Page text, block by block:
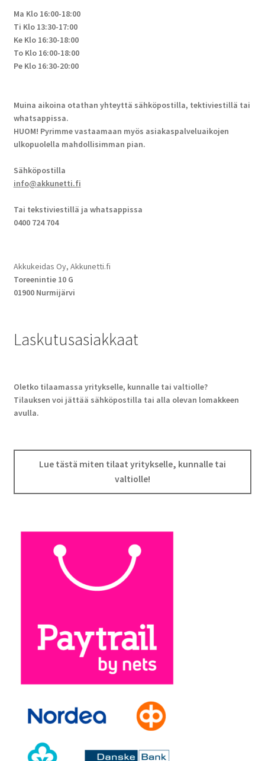
Ma Klo 16:00-18:00
Ti Klo 13:30-17:00
Ke Klo 16:30-18:00
To Klo 16:00-18:00
Pe Klo 16:30-20:00
Muina aikoina otathan yhteyttä sähköpostilla, tektiviestillä tai
whatsappissa.
HUOM! Pyrimme vastaamaan myös asiakaspalveluaikojen
ulkopuolella mahdollisimman pian.
Sähköpostilla
info@akkunetti.fi
Tai tekstiviestillä ja whatsappissa
0400 724 704
Akkukeidas Oy, Akkunetti.fi
Toreenintie 10 G
01900 Nurmijärvi
Laskutusasiakkaat
Oletko tilaamassa yritykselle, kunnalle tai valtiolle?
Tilauksen voi jättää sähköpostilla tai alla olevan lomakkeen
avulla.
Lue tästä miten tilaat yritykselle, kunnalle tai
valtiolle!